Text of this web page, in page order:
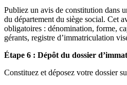
Publiez un avis de constitution dans
du département du siège social. Cet
obligatoires : dénomination, forme,
gérants, registre d’immatriculation
Étape 6 : Dépôt du dossier
Constituez et déposez votre dossier